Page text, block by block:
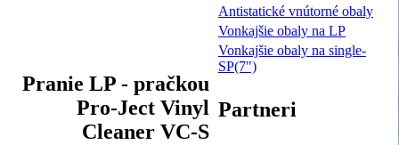
Pranie LP - pračkou
Pro-Ject Vinyl
Cleaner VC-S
Antistatické vnútorné obaly
Vonkajšie obaly na LP
Vonkajšie obaly na single-
SP(7")
Partneri